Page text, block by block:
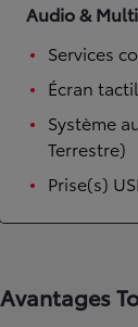
Audio &
Services
Écran
Système
Terrestre)
Prise(s)
Avantages